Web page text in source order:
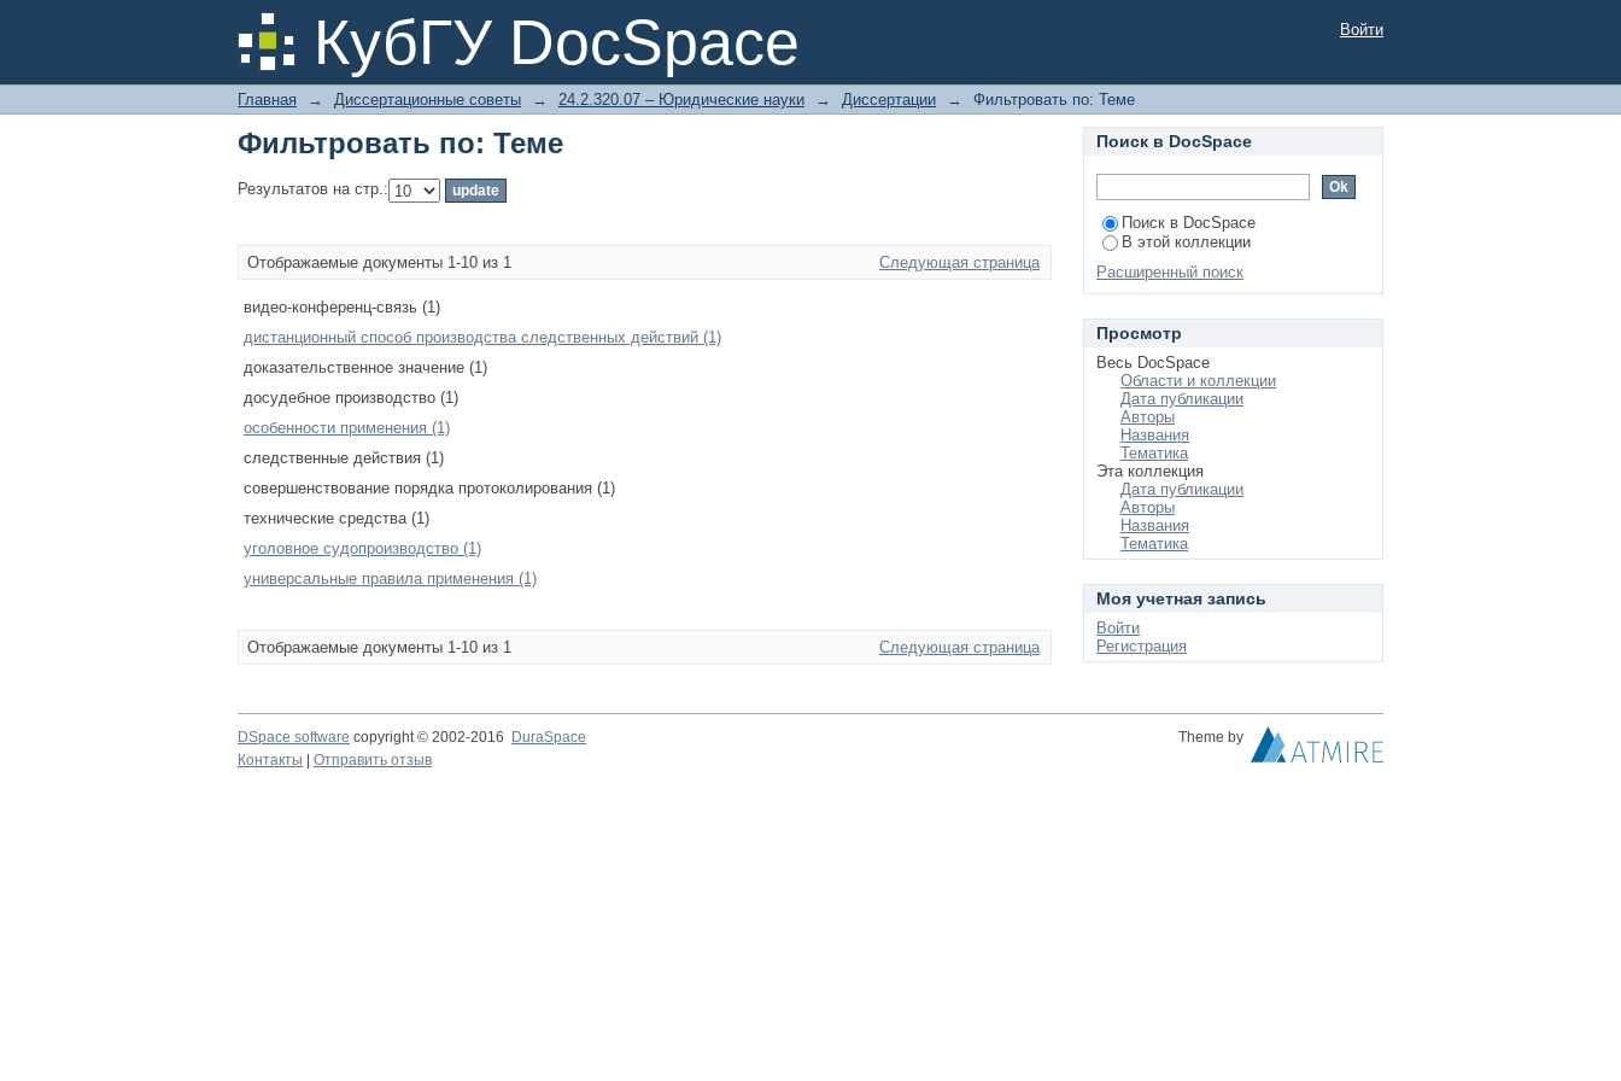
КубГУ DocSpace
Фильтровать по: Теме Войти
Главная → Диссертационные советы → 24.2.320.07 – Юридические науки → Диссертации → Фильтровать по: Теме
Фильтровать по: Теме
Результатов на стр.:
Отображаемые документы 1-10 из 1 Следующая страница
видео-конференц-связь (1)
дистанционный способ производства следственных действий (1)
доказательственное значение (1)
досудебное производство (1)
особенности применения (1)
следственные действия (1)
совершенствование порядка протоколирования (1)
технические средства (1)
уголовное судопроизводство (1)
универсальные правила применения (1)
Отображаемые документы 1-10 из 1 Следующая страница
Поиск в DocSpace
Поиск в DocSpace
В этой коллекции
Расширенный поиск
Просмотр
Весь DocSpace
Области и коллекции
Дата публикации
Авторы
Названия
Тематика
Эта коллекция
Дата публикации
Авторы
Названия
Тематика
Моя учетная запись
Войти
Регистрация
DSpace software copyright © 2002-2016 DuraSpace
Theme by
Контакты
Отправить отзыв